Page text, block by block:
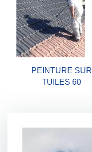
PEINTURE SUR
TUILES 60